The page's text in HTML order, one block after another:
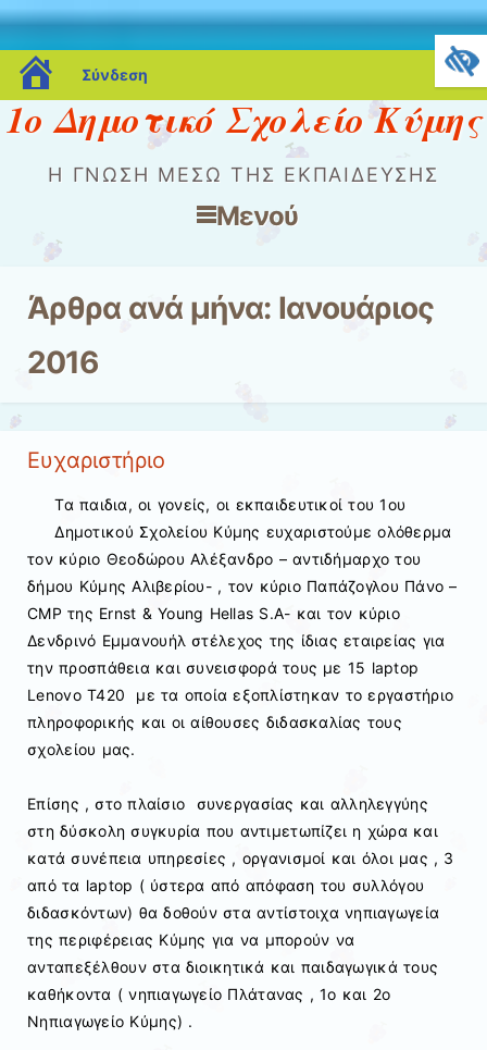
blogs.sch.gr
Σύνδεση
1ο Δημοτικό Σχολείο Κύμης
Η ΓΝΏΣΗ ΜΈΣΩ ΤΗΣ ΕΚΠΑΊΔΕΥΣΗΣ
Μενού
Μετάβαση στο περιεχόμενο
Άρθρα ανά μήνα: Ιανουάριος
2016
Ευχαριστήριο
Τα παιδια, οι γονείς, οι εκπαιδευτικοί του 1ου
Δημοτικού Σχολείου Κύμης ευχαριστούμε ολόθερμα
τον κύριο Θεοδώρου Αλέξανδρο – αντιδήμαρχο του
δήμου Κύμης Αλιβερίου- , τον κύριο Παπάζογλου Πάνο –
CMP της Ernst & Young Hellas S.A- και τον κύριο
Δενδρινό Εμμανουήλ στέλεχος της ίδιας εταιρείας για
την προσπάθεια και συνεισφορά τους με 15 laptop
Lenovo T420 με τα οποία εξοπλίστηκαν το εργαστήριο
πληροφορικής και οι αίθουσες διδασκαλίας τους
σχολείου μας.
Επίσης , στο πλαίσιο συνεργασίας και αλληλεγγύης
στη δύσκολη συγκυρία που αντιμετωπίζει η χώρα και
κατά συνέπεια υπηρεσίες , οργανισμοί και όλοι μας , 3
από τα laptop ( ύστερα από απόφαση του συλλόγου
διδασκόντων) θα δοθούν στα αντίστοιχα νηπιαγωγεία
της περιφέρειας Κύμης για να μπορούν να
ανταπεξέλθουν στα διοικητικά και παιδαγωγικά τους
καθήκοντα ( νηπιαγωγείο Πλάτανας , 1ο και 2ο
Νηπιαγωγείο Κύμης) .